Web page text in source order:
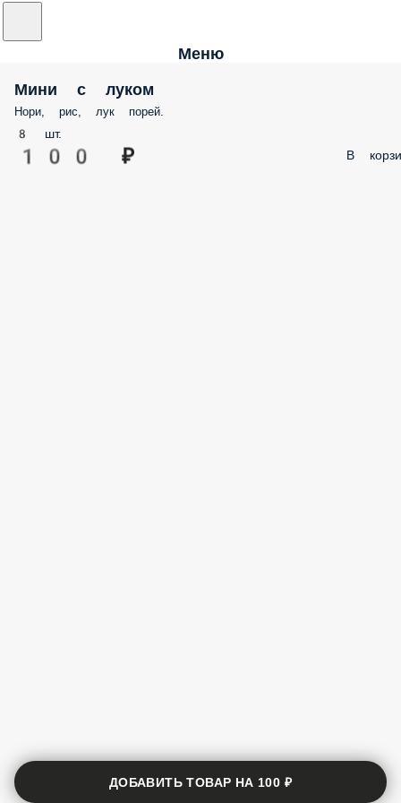
Меню
Мини с луком
Нори, рис, лук порей.
8 шт.
100 ₽ В
ДОБАВИТЬ ТОВАР НА 100 ₽